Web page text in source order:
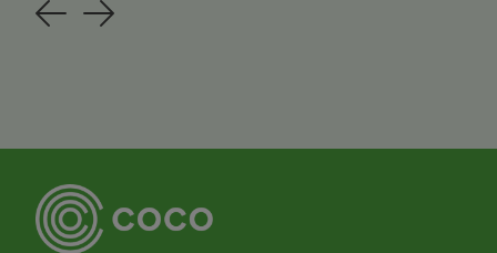
Previous
Next